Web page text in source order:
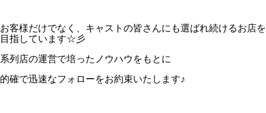
お客様だけでなく、キャストの皆さんにも選ばれ続けるお店を
目指しています☆彡
系列店の運営で培ったノウハウをもとに
的確で迅速なフォローをお約束いたします♪